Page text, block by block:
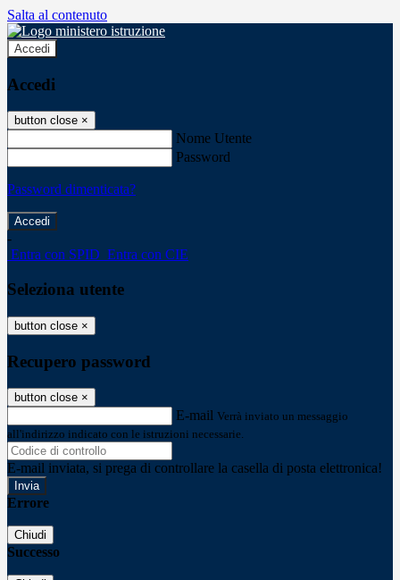
Salta al contenuto
Accedi
Accedi
button close ×
Nome Utente
Password
Password dimenticata?
-
Entra con SPID Entra con CIE
Seleziona utente
button close ×
Recupero password
button close ×
E-mail Verrà inviato un messaggio
all'indirizzo indicato con le istruzioni necessarie.
E-mail inviata, si prega di controllare la casella di posta elettronica!
Errore
Chiudi
Successo